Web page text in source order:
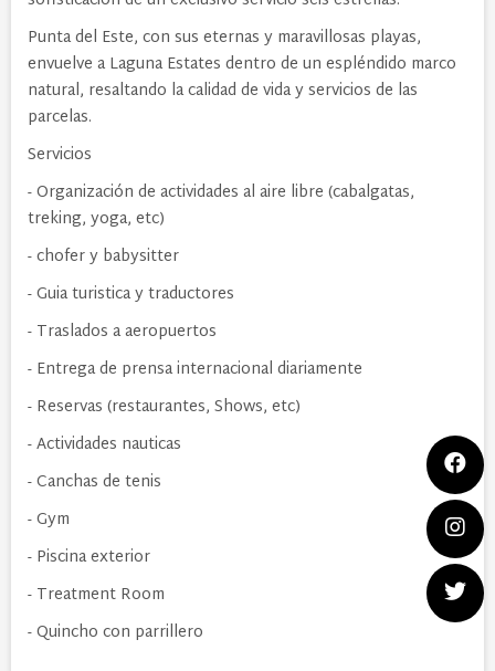
Punta del Este, con sus eternas y maravillosas playas,
envuelve a Laguna Estates dentro de un espléndido marco
natural, resaltando la calidad de vida y servicios de las
parcelas.
Servicios
- Organización de actividades al aire libre (cabalgatas,
treking, yoga, etc)
- chofer y babysitter
- Guia turistica y traductores
- Traslados a aeropuertos
- Entrega de prensa internacional diariamente
- Reservas (restaurantes, Shows, etc)
- Actividades nauticas
- Canchas de tenis
- Gym
- Piscina exterior
- Treatment Room
- Quincho con parrillero